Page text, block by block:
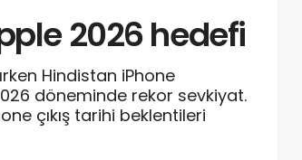
2026 hedefi
Hindistan iPhone
döneminde rekor sevkiyat.
çıkış tarihi beklentileri